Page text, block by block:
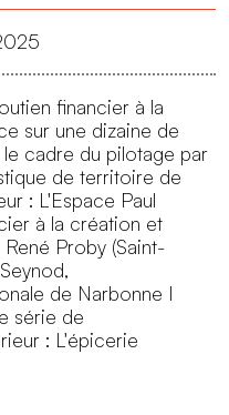
financier à la
sur une dizaine de
cadre du pilotage par
de territoire de
: L'Espace Paul
à la création et
Proby (Saint-
de Narbonne I
série de
: L'épicerie